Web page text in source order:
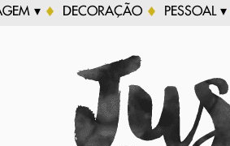
▾ DECORAÇÃO PESSOAL ▾